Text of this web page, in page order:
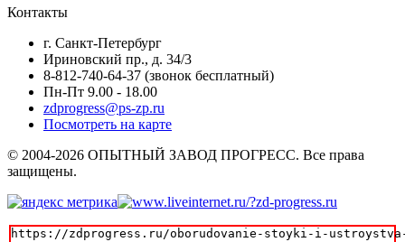
Контакты
г. Санкт-Петербург
Ириновский пр., д. 34/3
8-812-740-64-37 (звонок бесплатный)
Пн-Пт 9.00 - 18.00
zdprogress@ps-zp.ru
Посмотреть на карте
© 2004-2026 ОПЫТНЫЙ ЗАВОД ПРОГРЕСС. Все права
защищены.
https://zdprogress.ru/oborudovanie-stoyki-i-ustroystva-